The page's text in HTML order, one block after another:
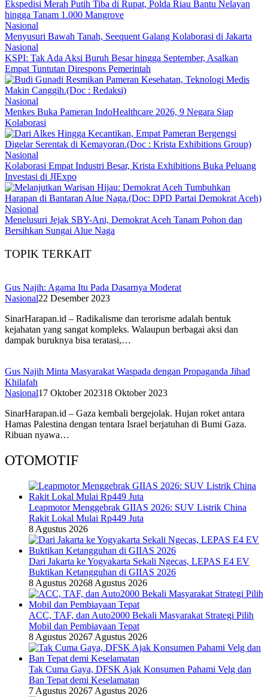
Ekspedisi Merah Putih Tiba di Rupat, Polda Riau Bantu Nelayan
hingga Tanam 1.000 Mangrove
Nasional
Menyusuri Bawah Tanah, Seequent Galang Kolaborasi di Jakarta
Nasional
KSPI: Tak Ada Aksi Buruh Besar hingga September, Asalkan
Empat Tuntutan Direspons Pemerintah
Nasional
Menkes Buka Pameran IndoHealthcare 2026, 9 Negara Siap
Kolaborasi
Nasional
Kolaborasi Empat Industri Besar, Krista Exhibitions Buka Peluang
Investasi di JIExpo
Nasional
Menelusuri Jejak SBY-Ani, Demokrat Aceh Tanam Pohon dan
Bersihkan Sungai Alue Naga
TOPIK TERKAIT
Gus Najih: Agama Itu Pada Dasarnya Moderat
Nasional22 Desember 2023
SinarHarapan.id – Radikalisme dan terorisme adalah bentuk
kejahatan yang sangat kompleks. Walaupun berbagai aksi dan
dampak buruknya bisa teratasi,…
Gus Najih Minta Masyarakat Waspada dengan Propaganda Jihad
Khilafah
Nasional17 Oktober 202318 Oktober 2023
SinarHarapan.id – Gaza kembali bergejolak. Hujan roket antara
Hamas Palestina dengan tentara Israel berjatuhan di Bumi Gaza.
Ribuan nyawa…
OTOMOTIF
Leapmotor Menggebrak GIIAS 2026: SUV Listrik China
Rakit Lokal Mulai Rp449 Juta
8 Agustus 2026
Dari Jakarta ke Yogyakarta Sekali Ngecas, LEPAS E4 EV
Buktikan Ketangguhan di GIIAS 2026
8 Agustus 20268 Agustus 2026
ACC, TAF, dan Auto2000 Bekali Masyarakat Strategi Pilih
Mobil dan Pembiayaan Tepat
8 Agustus 20267 Agustus 2026
Tak Cuma Gaya, DFSK Ajak Konsumen Pahami Velg dan
Ban Tepat demi Keselamatan
7 Agustus 20267 Agustus 2026